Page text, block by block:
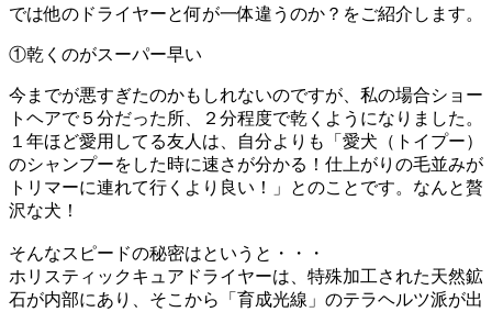
では他のドライヤーと何が一体違うのか？をご紹介します。
①乾くのがスーパー早い
今までが悪すぎたのかもしれないのですが、私の場合ショー
トヘアで５分だった所、２分程度で乾くようになりました。
１年ほど愛用してる友人は、自分よりも「愛犬（トイプー）
のシャンプーをした時に速さが分かる！仕上がりの毛並みが
トリマーに連れて行くより良い！」とのことです。なんと贅
沢な犬！
そんなスピードの秘密はというと・・・
ホリスティックキュアドライヤーは、特殊加工された天然鉱
石が内部にあり、そこから「育成光線」のテラヘルツ派が出